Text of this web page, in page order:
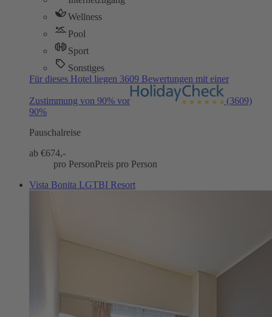
Wellness
Pool
Sport
Sonstiges
Für dieses Hotel liegen 3609 Bewertungen mit einer
Zustimmung von 90% vor
(3609)
90%
Pauschalreise
ab €674,-
pro PersonPreis pro Person
Vista Bonita LGTBI Resort